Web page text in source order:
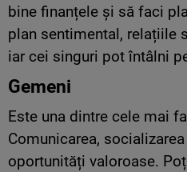
bine finanțele și să faci
plan sentimental, relațiile
iar cei singuri pot întâlni
Gemeni
Este una dintre cele mai
Comunicarea,
oportunități valoroase.